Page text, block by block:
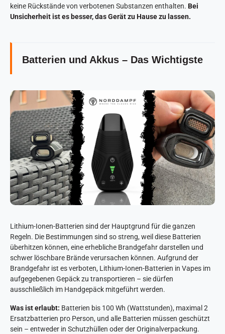
keine Rückstände von verbotenen Substanzen enthalten. Bei
Unsicherheit ist es besser, das Gerät zu Hause zu lassen.
Batterien und Akkus – Das Wichtigste
Lithium-Ionen-Batterien sind der Hauptgrund für die ganzen
Regeln. Die Bestimmungen sind so streng, weil diese Batterien
überhitzen können, eine erhebliche Brandgefahr darstellen und
schwer löschbare Brände verursachen können. Aufgrund der
Brandgefahr ist es verboten, Lithium-Ionen-Batterien in Vapes im
aufgegebenen Gepäck zu transportieren – sie dürfen
ausschließlich im Handgepäck mitgeführt werden.
Was ist erlaubt: Batterien bis 100 Wh (Wattstunden), maximal 2
Ersatzbatterien pro Person, und alle Batterien müssen geschützt
sein – entweder in Schutzhüllen oder der Originalverpackung.